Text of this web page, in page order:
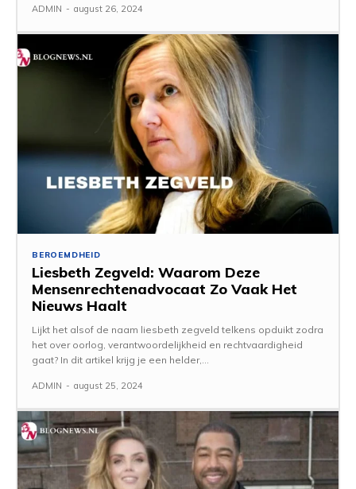
ADMIN - august 26, 2024
BEROEMDHEID
Liesbeth Zegveld: Waarom Deze
Mensenrechtenadvocaat Zo Vaak Het
Nieuws Haalt
Lijkt het alsof de naam liesbeth zegveld telkens opduikt zodra
het over oorlog, verantwoordelijkheid en rechtvaardigheid
gaat? In dit artikel krijg je een helder,...
ADMIN - august 25, 2024